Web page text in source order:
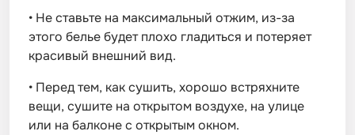
• Не ставьте на максимальный отжим, из-за
этого белье будет плохо гладиться и потеряет
красивый внешний вид.
• Перед тем, как сушить, хорошо встряхните
вещи, сушите на открытом воздухе, на улице
или на балконе с открытым окном.